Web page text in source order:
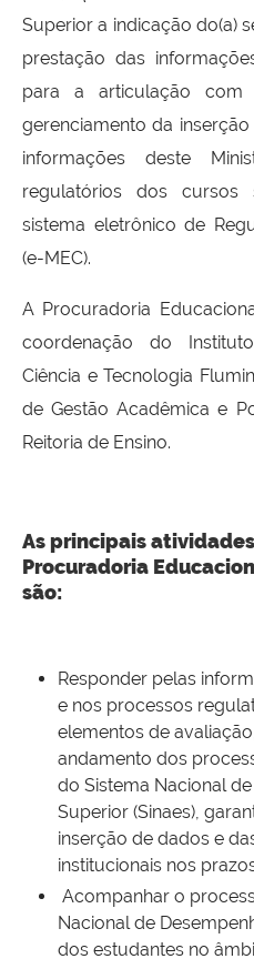
Superior a indicação do(a)
prestação das
para a articulação
gerenciamento da
informações deste
regulatórios dos
sistema eletrônico de
(e-MEC).
A Procuradoria
coordenação do
Ciência e Tecnologia
de Gestão Acadêmica e
Reitoria de Ensino.
As principais
Procuradoria
são:
Responder pelas
e nos processos
elementos de
andamento dos
do Sistema Nacional
Superior (Sinaes),
inserção de dados e
institucionais nos
Acompanhar o
Nacional de
dos estudantes no